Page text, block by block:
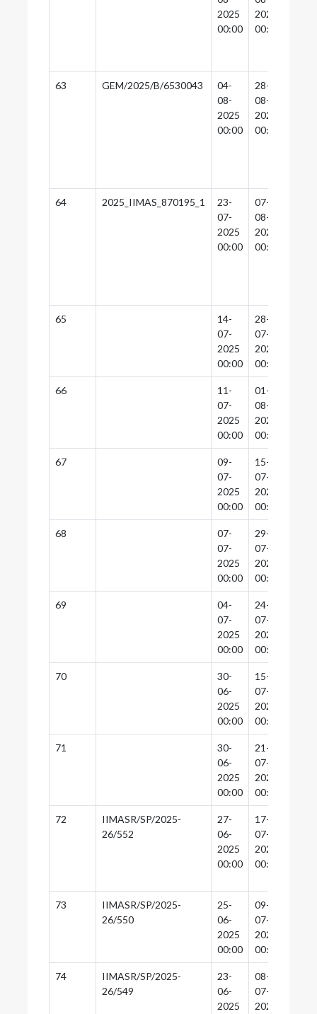
2025
00:00
2025
00:00
63 GEM/2025/B/6530043
04-
08-
2025
00:00
28-
08-
2025
00:00
64 2025_IIMAS_870195_1
23-
07-
2025
00:00
07-
08-
2025
00:00
65
14-
07-
2025
00:00
28-
07-
2025
00:00
66
11-
07-
2025
00:00
01-
08-
2025
00:00
67
09-
07-
2025
00:00
15-
07-
2025
00:00
68
07-
07-
2025
00:00
29-
07-
2025
00:00
69
04-
07-
2025
00:00
24-
07-
2025
00:00
70
30-
06-
2025
00:00
15-
07-
2025
00:00
71
30-
06-
2025
00:00
21-
07-
2025
00:00
72
IIMASR/SP/2025-
26/552
27-
06-
2025
00:00
17-
07-
2025
00:00
73
IIMASR/SP/2025-
26/550
25-
06-
2025
00:00
09-
07-
2025
00:00
74
IIMASR/SP/2025-
26/549
23-
06-
2025
08-
07-
2025